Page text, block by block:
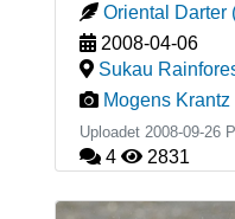
Oriental Darter
2008-04-06
Sukau
Mogens
Uploadet 2008-09-26
4 2831